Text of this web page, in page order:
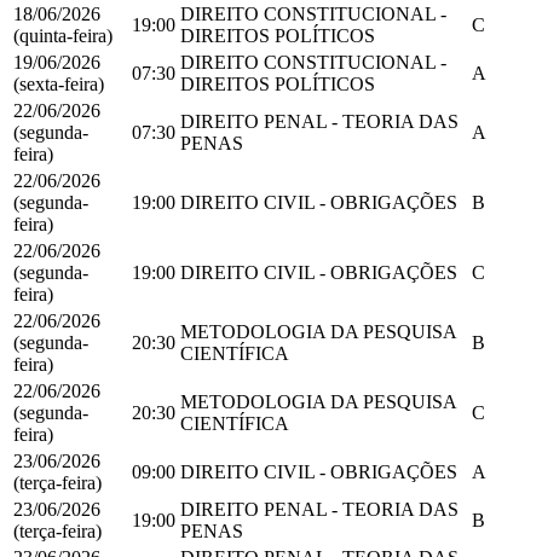
18/06/2026
(quinta-feira)
19:00
DIREITO CONSTITUCIONAL -
DIREITOS POLÍTICOS
C
19/06/2026
(sexta-feira)
07:30
DIREITO CONSTITUCIONAL -
DIREITOS POLÍTICOS
A
22/06/2026
(segunda-
feira)
07:30
DIREITO PENAL - TEORIA DAS
PENAS
A
22/06/2026
(segunda-
feira)
19:00 DIREITO CIVIL - OBRIGAÇÕES B
22/06/2026
(segunda-
feira)
19:00 DIREITO CIVIL - OBRIGAÇÕES C
22/06/2026
(segunda-
feira)
20:30
METODOLOGIA DA PESQUISA
CIENTÍFICA
B
22/06/2026
(segunda-
feira)
20:30
METODOLOGIA DA PESQUISA
CIENTÍFICA
C
23/06/2026
(terça-feira)
09:00 DIREITO CIVIL - OBRIGAÇÕES
A
23/06/2026
(terça-feira)
19:00
DIREITO PENAL - TEORIA DAS
PENAS
B